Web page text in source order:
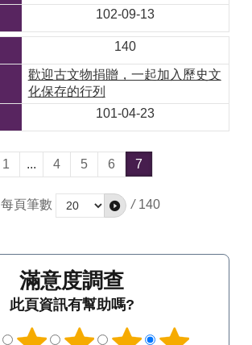
102-09-13
140
歡迎古文物捐贈，一起加入歷史文
化保存的行列
101-04-23
1 ... 4 5 6 7
每頁筆數 / 140
滿意度調查
此頁資訊有幫助嗎?